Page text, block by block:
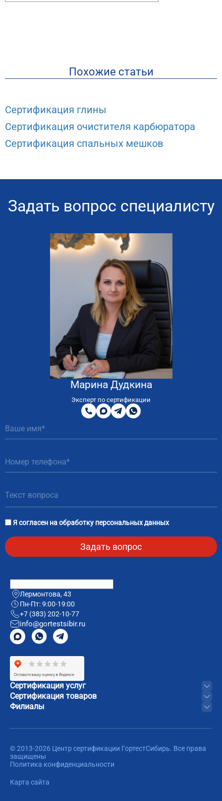
Похожие статьи
Сертификация глины
Сертификация очистителя карбюратора
Сертификация спальных мешков
Задать вопрос специалисту
Марина Дудкина
Эксперт по сертификации
8
800
200
51
MAXTelegram
WhatsApp
Я согласен наобработку персональных данных
Сертификация услуг
Сертификация товаров
Филиалы
Лермонтова, 43
Пн-Пт: 9:00-19:00
+7 (383) 202-10-77
info@gortestsibir.ru
© 2013-2026 Центр сертификации ГортестСибирь. Все права
защищены
Политика конфиденциальности
Карта сайта